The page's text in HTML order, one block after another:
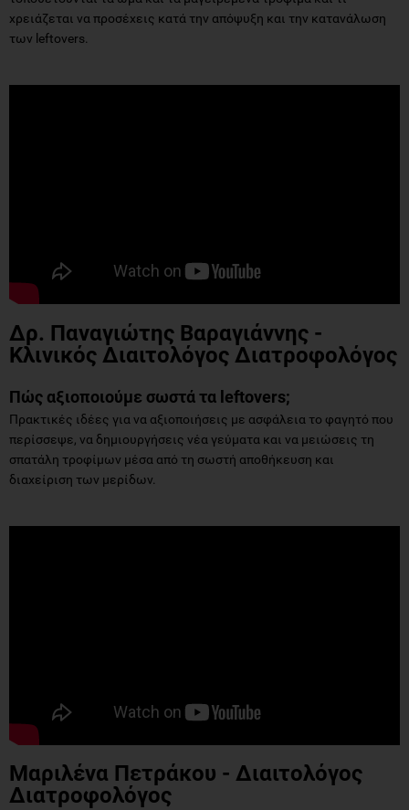
χρειάζεται να προσέχεις κατά την απόψυξη και την κατανάλωση
των leftovers.
Δρ. Παναγιώτης Βαραγιάννης -
Κλινικός Διαιτολόγος Διατροφολόγος
Πώς αξιοποιούμε σωστά τα leftovers;
Πρακτικές ιδέες για να αξιοποιήσεις με ασφάλεια το φαγητό που
περίσσεψε, να δημιουργήσεις νέα γεύματα και να μειώσεις τη
σπατάλη τροφίμων μέσα από τη σωστή αποθήκευση και
διαχείριση των μερίδων.
Μαριλένα Πετράκου - Διαιτολόγος
Διατροφολόγος